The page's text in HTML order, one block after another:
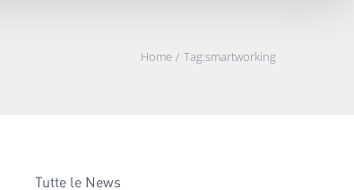
Home Tag:smartworking
Tutte le News